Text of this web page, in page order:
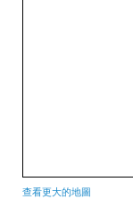
查看更大的地圖